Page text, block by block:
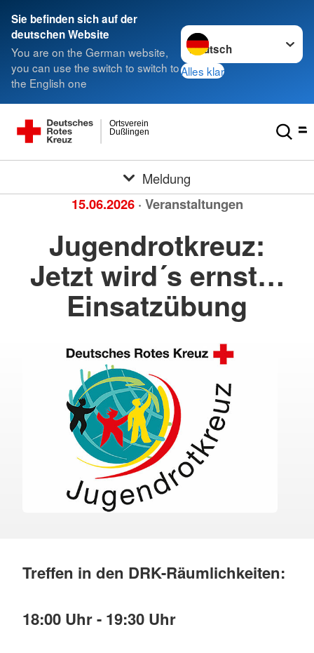
Sie befinden sich auf der
deutschen Website
You are on the German website,
you can use the switch to switch to
the English one
Sprache wechseln zu
Alles klar
Dußlingen
Ortsverein
Meldung
15.06.2026 · Veranstaltungen
Jugendrotkreuz:
Jetzt wird´s ernst…
Einsatzübung
Treffen in den DRK-Räumlichkeiten:
18:00 Uhr - 19:30 Uhr